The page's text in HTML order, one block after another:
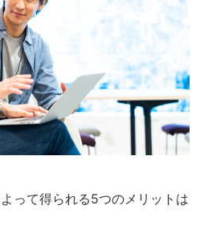
って得られる5つのメリットは